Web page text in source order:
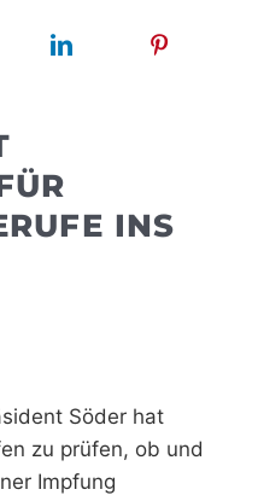
INS
Söder hat
zu prüfen, ob und
Impfung